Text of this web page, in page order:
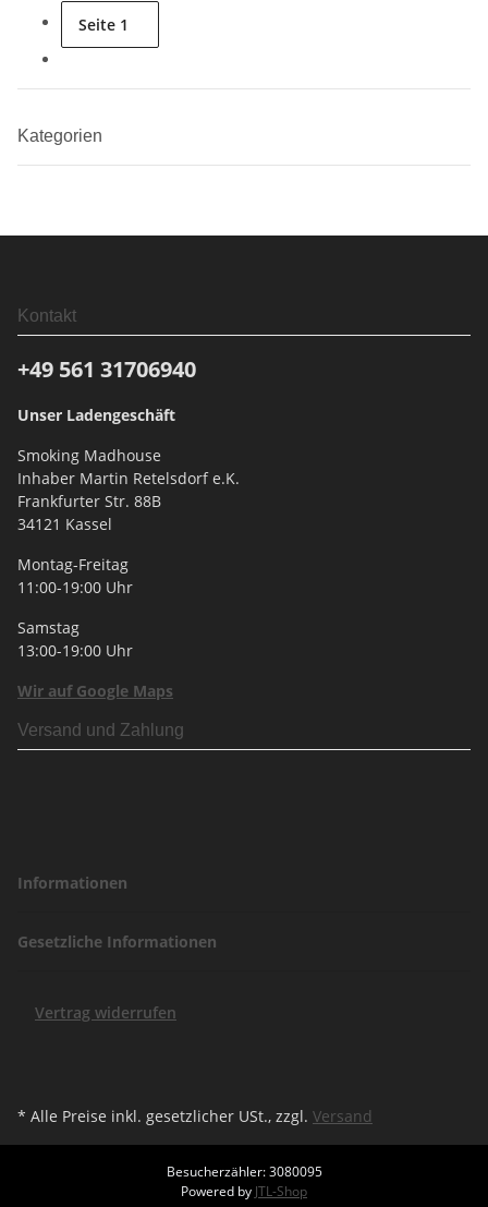
Seite 1
Kategorien
Kontakt
+49 561 31706940
Unser Ladengeschäft
Smoking Madhouse
Inhaber Martin Retelsdorf e.K.
Frankfurter Str. 88B
34121 Kassel
Montag-Freitag
11:00-19:00 Uhr
Samstag
13:00-19:00 Uhr
Wir auf Google Maps
Versand und Zahlung
Informationen
Gesetzliche Informationen
Vertrag widerrufen
* Alle Preise inkl. gesetzlicher USt., zzgl. Versand
Besucherzähler: 3080095
Powered by JTL-Shop